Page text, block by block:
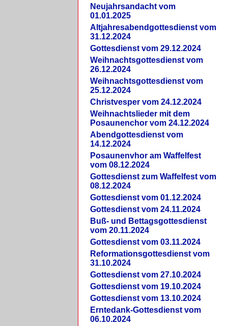
Neujahrsandacht vom
01.01.2025
Altjahresabendgottesdienst vom
31.12.2024
Gottesdienst vom 29.12.2024
Weihnachtsgottesdienst vom
26.12.2024
Weihnachtsgottesdienst vom
25.12.2024
Christvesper vom 24.12.2024
Weihnachtslieder mit dem
Posaunenchor vom 24.12.2024
Abendgottesdienst vom
14.12.2024
Posaunenvhor am Waffelfest
vom 08.12.2024
Gottesdienst zum Waffelfest vom
08.12.2024
Gottesdienst vom 01.12.2024
Gottesdienst vom 24.11.2024
Buß- und Bettagsgottesdienst
vom 20.11.2024
Gottesdienst vom 03.11.2024
Reformationsgottesdienst vom
31.10.2024
Gottesdienst vom 27.10.2024
Gottesdienst vom 19.10.2024
Gottesdienst vom 13.10.2024
Erntedank-Gottesdienst vom
06.10.2024